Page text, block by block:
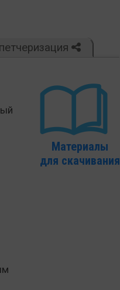
Материалы
для скачивания